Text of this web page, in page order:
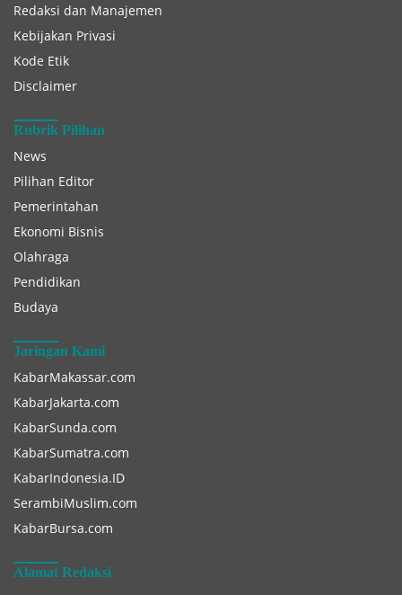
Redaksi dan Manajemen
Kebijakan Privasi
Kode Etik
Disclaimer
Rubrik Pilihan
News
Pilihan Editor
Pemerintahan
Ekonomi Bisnis
Olahraga
Pendidikan
Budaya
Jaringan Kami
KabarMakassar.com
KabarJakarta.com
KabarSunda.com
KabarSumatra.com
KabarIndonesia.ID
SerambiMuslim.com
KabarBursa.com
Alamat Redaksi